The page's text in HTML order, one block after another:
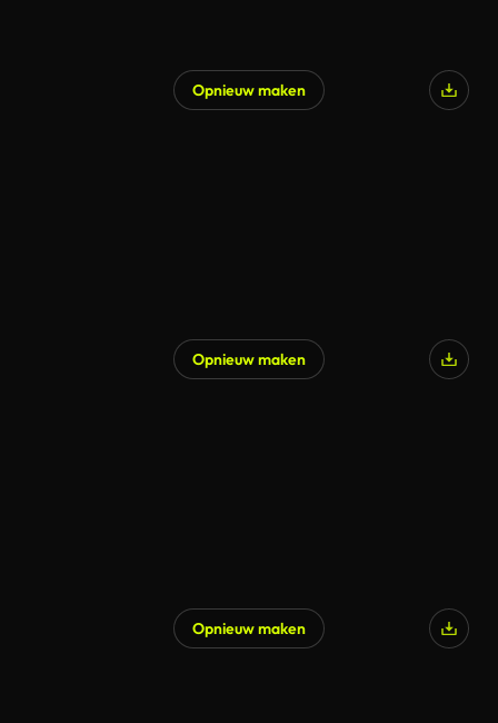
Opnieuw maken
Opnieuw maken
Opnieuw maken